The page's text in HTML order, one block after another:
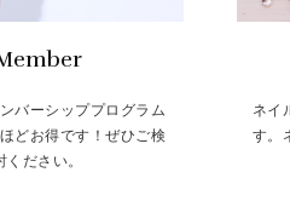
バーシッププログラム
どお得です！ぜひご検
ください。
ネイ
す。